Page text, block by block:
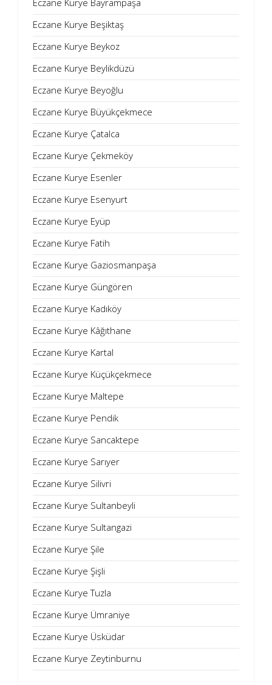
Eczane Kurye Bayrampaşa
Eczane Kurye Beşiktaş
Eczane Kurye Beykoz
Eczane Kurye Beylikdüzü
Eczane Kurye Beyoğlu
Eczane Kurye Büyükçekmece
Eczane Kurye Çatalca
Eczane Kurye Çekmeköy
Eczane Kurye Esenler
Eczane Kurye Esenyurt
Eczane Kurye Eyüp
Eczane Kurye Fatih
Eczane Kurye Gaziosmanpaşa
Eczane Kurye Güngören
Eczane Kurye Kadıköy
Eczane Kurye Kâğıthane
Eczane Kurye Kartal
Eczane Kurye Küçükçekmece
Eczane Kurye Maltepe
Eczane Kurye Pendik
Eczane Kurye Sancaktepe
Eczane Kurye Sarıyer
Eczane Kurye Silivri
Eczane Kurye Sultanbeyli
Eczane Kurye Sultangazi
Eczane Kurye Şile
Eczane Kurye Şişli
Eczane Kurye Tuzla
Eczane Kurye Ümraniye
Eczane Kurye Üsküdar
Eczane Kurye Zeytinburnu